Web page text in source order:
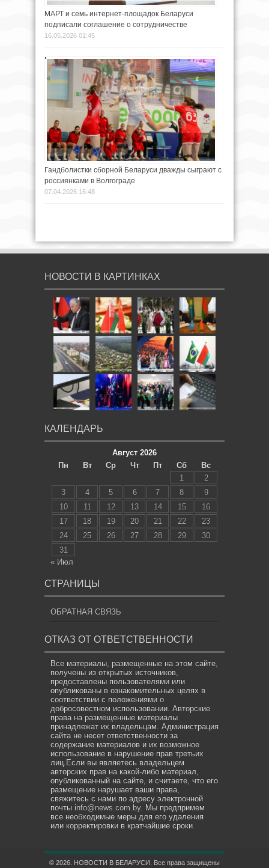
МАРТ и семь интернет-площадок Беларуси
подписали соглашение о сотрудничестве
16.05.2026 01:45
Гандболистки сборной Беларуси дважды сыграют с
россиянками в Волгограде
07.04.2026 16:48
НОВОСТИ В КАРТИНКАХ
КАЛЕНДАРЬ
Август 2026
Пн
Вт Ср Чт Пт Сб
Вс
1
2
3
4 5 6 7 8
9
10
11 12 13 14 15
16
17
18 19 20 21 22
23
24
25 26 27 28 29
30
31
« Июл
СТРАНИЦЫ
ОБРАТНАЯ СВЯЗЬ
ОТКАЗ ОТ ОТВЕТСТВЕННОСТИ
Все материалы, размещенные на этом сайте,
получены из открытых источников,
предоставлены пользователями или
опубликованы в ознакомительных целях в
соответствии с положениями о
добросовестном использовании. Авторские
права на размещенные материалы
принадлежат их владельцам. Администрация
сайта не несет ответственности за
содержание материалов и их возможное
использование в нарушение прав третьих
лиц.Если вы являетесь владельцем
авторских прав на какой-либо материал,
опубликованный на сайте, и считаете, что его
размещение нарушает ваши права,
свяжитесь с нами по адресу электронной
почты info@news.com.by. Мы предпримем
все необходимые меры для его удаления
или корректировки в кратчайшие сроки.
© 2026. НОВОСТИ В БЕЛАРУСИ. Все права защищены